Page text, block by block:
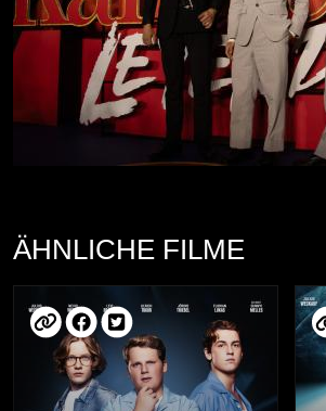
ÄHNLICHE FILME